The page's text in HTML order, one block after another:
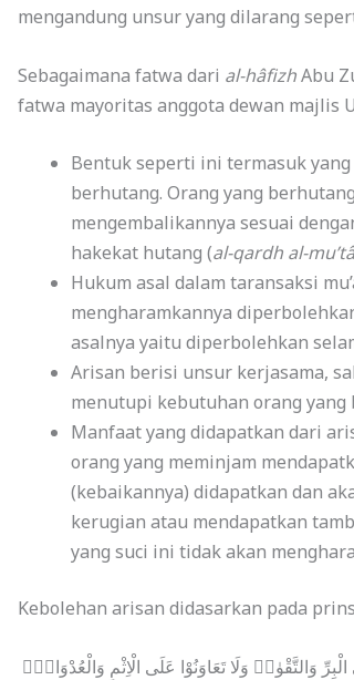
mengandung unsur yang dilarang
Sebagaimana fatwa dari al-hâfizhAbu
fatwa mayoritas anggota dewan majlis
Bentuk seperti ini termasuk
berhutang. Orang yang
mengembalikannya sesuai
hakekat hutang (al-qardh al-
Hukum asal dalam taransaksi
mengharamkannya
asalnya yaitu diperbolehkan
Arisan berisi unsur kerjasama,
menutupi kebutuhan orang yang
Manfaat yang didapatkan dari
orang yang meminjam
(kebaikannya) didapatkan dan
kerugian atau mendapatkan
yang suci ini tidak akan
Kebolehan arisan didasarkan pada